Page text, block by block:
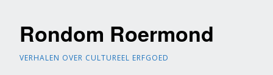
Rondom Roermond
VERHALEN OVER CULTUREEL ERFGOED